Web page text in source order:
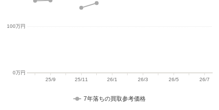
7年落ちの買取参考価格